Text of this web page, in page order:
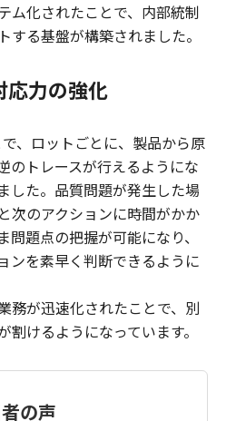
ム化されたことで、内部統制
する基盤が構築されました。
応力の強化
、ロットごとに、製品から原
のトレースが行えるようにな
した。品質問題が発生した場
次のアクションに時間がかか
題点の把握が可能になり、
ンを素早く判断できるように
務が迅速化されたことで、別
けるようになっています。
の声